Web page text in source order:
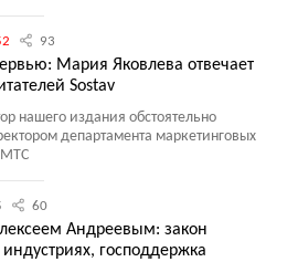
93
Мария Яковлева отвечает
Sostav
нашего издания обстоятельно
департамента маркетинговых
МТС
60
Андреевым: закон
господдержка